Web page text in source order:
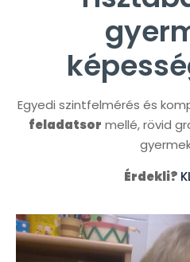
Egyedi szintfelmérés és
feladatsor mellé, rövid
Érdekli?